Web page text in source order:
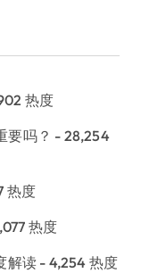
热度
要吗？ - 28,254
热度
热度
解读 - 4,254 热度